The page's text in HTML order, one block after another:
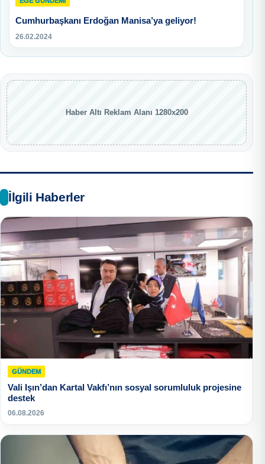
Cumhurbaşkanı Erdoğan Manisa’ya geliyor!
26.02.2024
Haber Altı Reklam Alanı 1280x200
İlgili Haberler
GÜNDEM
Vali Işın’dan Kartal Vakfı’nın sosyal sorumluluk projesine
destek
06.08.2026